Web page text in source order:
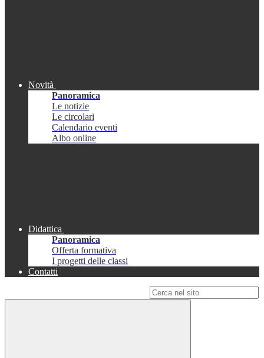
Novità
Panoramica
Le notizie
Le circolari
Calendario eventi
Albo online
Didattica
Panoramica
Offerta formativa
I progetti delle classi
Contatti